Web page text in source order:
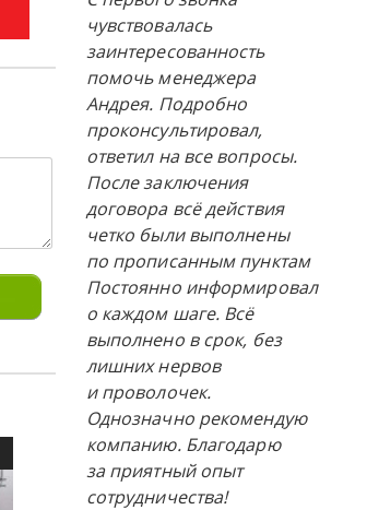
ПРИМЕР ЗАКАЗА
АВТОМОБИЛЯ ИЗ ЯПОНИИ
чувствовалась
заинтересованность
помочь менеджера
Андрея. Подробно
проконсультировал,
ответил на все вопросы.
После заключения
договора всё действия
четко были выполнены
по прописанным пунктам
Постоянно информировал
о каждом шаге. Всё
выполнено в срок, без
лишних нервов
и проволочек.
Однозначно рекомендую
компанию. Благодарю
за приятный опыт
сотрудничества!